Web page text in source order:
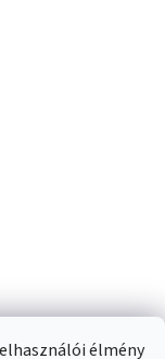
élmény